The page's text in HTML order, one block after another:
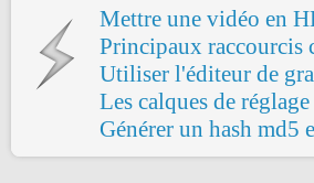
Mettre une vidéo en
Principaux raccourcis
Utiliser l'éditeur de
Les calques de
Générer un hash md5